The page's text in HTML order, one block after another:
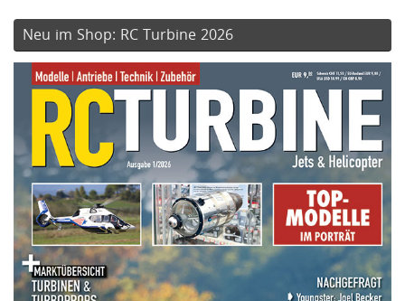
Neu im Shop: RC Turbine 2026